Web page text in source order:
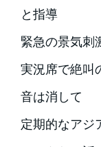
と指導
緊急の景気刺
実況席で絶叫
音は消して
定期的なアジ